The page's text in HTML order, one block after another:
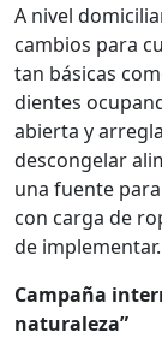
A nivel
cambios para
tan básicas
dientes
abierta y
descongelar
una fuente
con carga de
de implementar.
Campaña
naturaleza”